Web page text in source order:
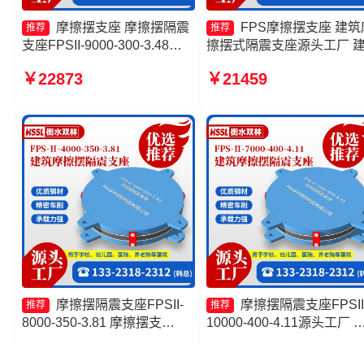
推荐
摩擦摆支座 摩擦摆隔震
支座FPSII-9000-300-3.48厂
3000-400-4.11生产厂家 FPS
￥22873
推荐
FPS摩擦摆支座 建筑
擦摆式隔震支座源头工厂
摆隔震支座FPSII-5000-
￥21459
推荐
摩擦摆隔震支座FPSII-
8000-350-3.81 摩擦摆支
推荐
摩擦摆隔震支座
10000-400-4.11源头工厂